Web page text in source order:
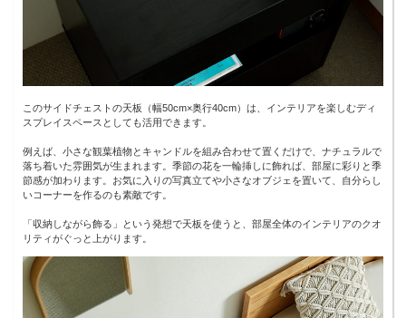
このサイドチェストの天板（幅50cm×奥行40cm）は、インテリアを楽しむディ
スプレイスペースとしても活用できます。
例えば、小さな観葉植物とキャンドルを組み合わせて置くだけで、ナチュラルで
落ち着いた雰囲気が生まれます。季節の花を一輪挿しに飾れば、部屋に彩りと季
節感が加わります。お気に入りの写真立てや小さなオブジェを置いて、自分らし
いコーナーを作るのも素敵です。
「収納しながら飾る」という発想で天板を使うと、部屋全体のインテリアのクオ
リティがぐっと上がります。